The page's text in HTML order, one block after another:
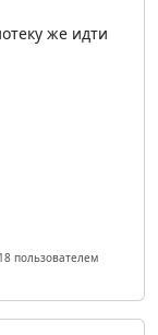
же идти
пользователем